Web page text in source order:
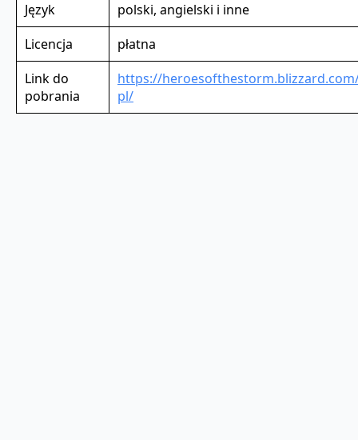
Język
polski, angielski i inne
Licencja
płatna
Link do
pobrania
https://
pl/